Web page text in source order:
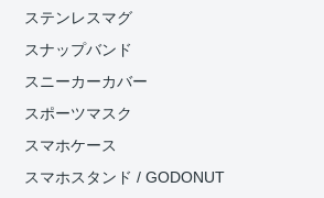
ステンレスマグ
スナップバンド
スニーカーカバー
スポーツマスク
スマホケース
スマホスタンド / GODONUT